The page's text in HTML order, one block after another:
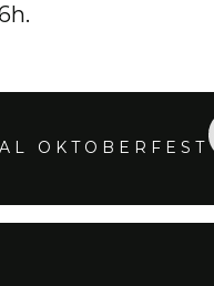
OKTOBERFEST